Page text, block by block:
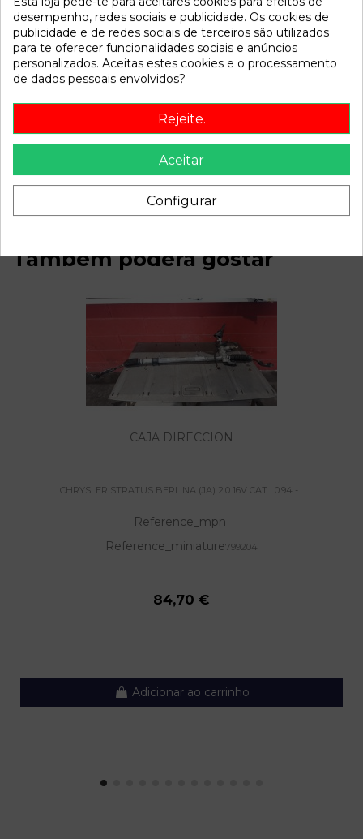
Referência 796309
Disponível a partir de: 2022-04-05
Recambio de piloto trasero izquierdo para chrysler stratus
berlina (ja) 2.0 16v cat | 0.94 - 0.01 2.0 16v cat | 0.94 - 0.01
referencia OEM IAM
Também poderá gostar
CAJA DIRECCION
CHRYSLER STRATUS BERLINA (JA) 2.0 16V CAT | 0.94 -...
Reference_mpn-
Reference_miniature799204
84,70 €
Adicionar ao carrinho
desempenho, redes sociais e publicidade. Os cookies de
publicidade e de redes sociais de terceiros são utilizados
para te oferecer funcionalidades sociais e anúncios
personalizados. Aceitas estes cookies e o processamento
de dados pessoais envolvidos?
Rejeite.
Aceitar
Configurar